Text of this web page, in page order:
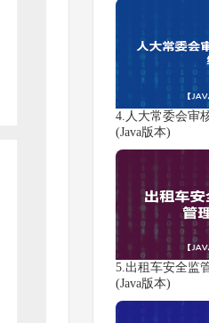
4.人大常委会审
(Java版本)
5.出租车安全监
(Java版本)